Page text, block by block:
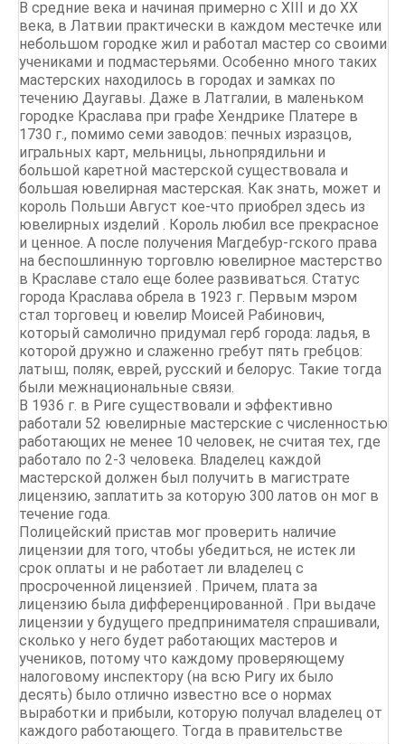
В средние века и начиная примерно с XIII и до XX
века, в Латвии практически в каждом местечке или
небольшом городке жил и работал мастер со своими
учениками и подмастерьями. Особенно много таких
мастерских находилось в городах и замках по
течению Даугавы. Даже в Латгалии, в маленьком
городке Краслава при графе Хендрике Платере в
1730 г., помимо семи заводов: печных изразцов,
игральных карт, мельницы, льнопрядильни и
большой каретной мастерской существовала и
большая ювелирная мастерская. Как знать, может и
король Польши Август кое-что приобрел здесь из
ювелирных изделий . Король любил все прекрасное
и ценное. А после получения Магдебур-гского права
на беспошлинную торговлю ювелирное мастерство
в Краславе стало еще более развиваться. Статус
города Краслава обрела в 1923 г. Первым мэром
стал торговец и ювелир Моисей Рабинович,
который самолично придумал герб города: ладья, в
которой дружно и слаженно гребут пять гребцов:
латыш, поляк, еврей, русский и белорус. Такие тогда
были межнациональные связи.
В 1936 г. в Риге существовали и эффективно
работали 52 ювелирные мастерские с численностью
работающих не менее 10 человек, не считая тех, где
работало по 2-3 человека. Владелец каждой
мастерской должен был получить в магистрате
лицензию, заплатить за которую 300 латов он мог в
течение года.
Полицейский пристав мог проверить наличие
лицензии для того, чтобы убедиться, не истек ли
срок оплаты и не работает ли владелец с
просроченной лицензией . Причем, плата за
лицензию была дифференцированной . При выдаче
лицензии у будущего предпринимателя спрашивали,
сколько у него будет работающих мастеров и
учеников, потому что каждому проверяющему
налоговому инспектору (на всю Ригу их было
десять) было отлично известно все о нормах
выработки и прибыли, которую получал владелец от
каждого работающего. Тогда в правительстве